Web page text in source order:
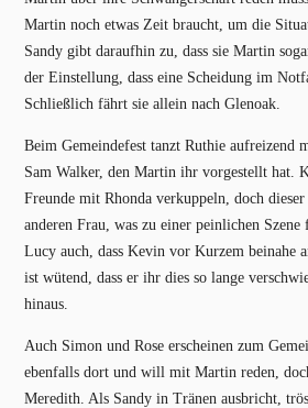
Martin noch etwas Zeit braucht, um die
Sandy gibt daraufhin zu, dass sie Martin
der Einstellung, dass eine Scheidung im
Schließlich fährt sie allein nach Glenoak.
Beim Gemeindefest tanzt Ruthie aufreizend
Sam Walker, den Martin ihr vorgestellt hat.
Freunde mit Rhonda verkuppeln, doch
anderen Frau, was zu einer peinlichen
Lucy auch, dass Kevin vor Kurzem beinahe
ist wütend, dass er ihr dies so lange
hinaus.
Auch Simon und Rose erscheinen zum
ebenfalls dort und will mit Martin reden,
Meredith. Als Sandy in Tränen ausbricht,